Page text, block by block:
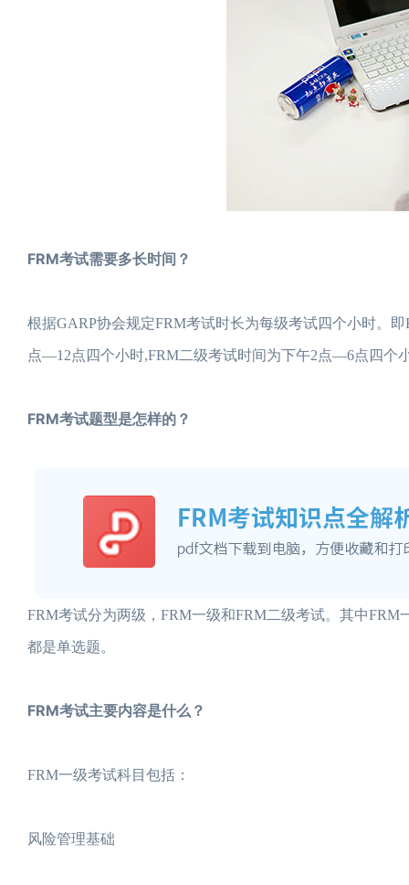
FRM考试需要多长时间？
根据GARP协会规定FRM考试时长为每级考试四个小时。
点—12点四个小时,FRM二级考试时间为下午2点—6点四个
FRM考试题型是怎样的？
FRM考试分为两级，FRM一级和FRM二级考试。其中
都是单选题。
FRM考试主要内容是什么？
FRM一级考试科目包括：
风险管理基础